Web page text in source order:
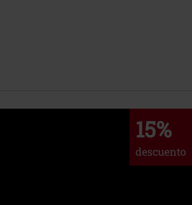
15%
descuento